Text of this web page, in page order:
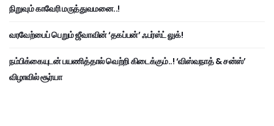
நிறுவும் காவேரி மருத்துவமனை..!
வரவேற்பைப் பெறும் ஜீவாவின் ‘தகப்பன்’ ஃபர்ஸ்ட் லுக்!
நம்பிக்கையுடன் பயணித்தால் வெற்றி கிடைக்கும்..! ‘விஸ்வநாத் & சன்ஸ்’
விழாவில் சூர்யா